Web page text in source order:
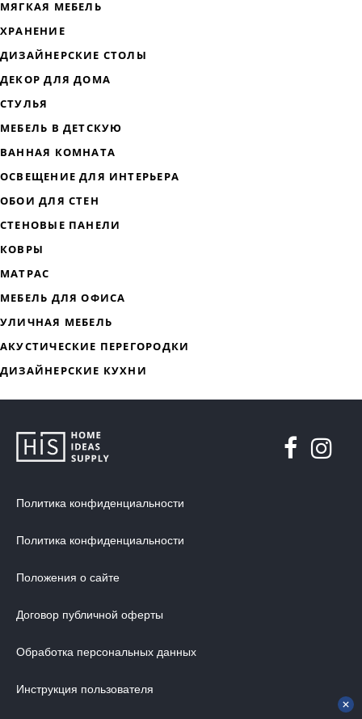
ХРАНЕНИЕ
ДИЗАЙНЕРСКИЕ СТОЛЫ
МЕБЕЛЬ В ДЕТСКУЮ
ВАННАЯ КОМНАТА
СТЕНОВЫЕ ПАНЕЛИ
Политика конфиденциальности
Политика конфиденциальности
Положения о сайте
Договор публичной оферты
Обработка персональных данных
Инструкция пользователя